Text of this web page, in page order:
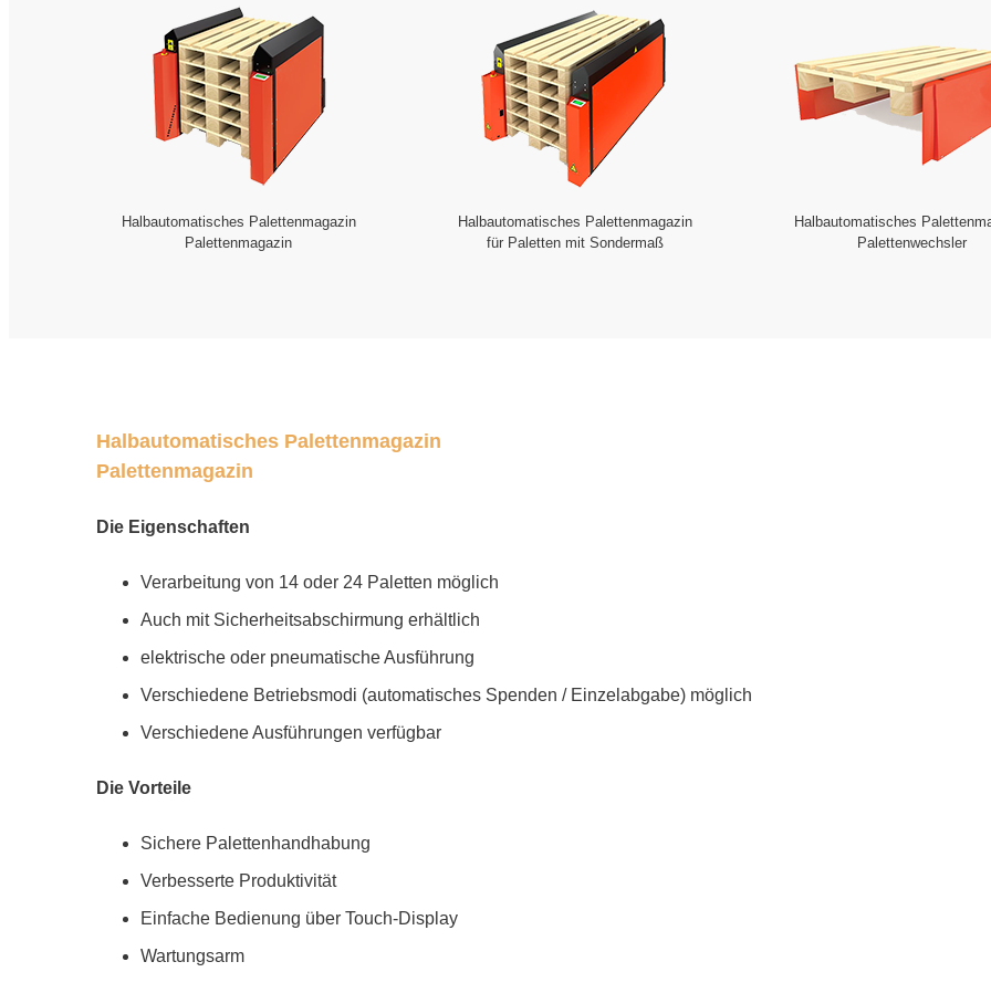
Halbautomatisches Palettenmagazin
Palettenmagazin
Halbautomatisches Palettenmagazin
für Paletten mit Sondermaß
Halbautomatisches
Palettenwechsler
Halbautomatisches Palettenmagazin
Palettenmagazin
Die Eigenschaften
Verarbeitung von 14 oder 24 Paletten möglich
Auch mit Sicherheitsabschirmung erhältlich
elektrische oder pneumatische Ausführung
Verschiedene Betriebsmodi (automatisches Spenden / Einzelabgabe) möglich
Verschiedene Ausführungen verfügbar
Die Vorteile
Sichere Palettenhandhabung
Verbesserte Produktivität
Einfache Bedienung über Touch-Display
Wartungsarm